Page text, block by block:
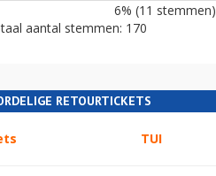
6% (11 stemmen)
aantal stemmen: 170
RETOURTICKETS
TUI